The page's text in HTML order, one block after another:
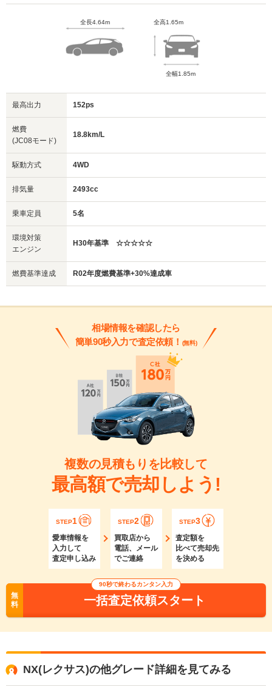
全長4.64m 全高1.65m
全幅1.85m
最高出力 152ps
燃費
(JC08モード)
18.8km/L
駆動方式 4WD
排気量 2493cc
乗車定員 5名
環境対策
エンジン
H30年基準 ☆☆☆☆☆
燃費基準達成 R02年度燃費基準+30%達成車
相場情報を確認したら
簡単90秒入力で査定依頼！ (無料)
複数の見積もりを比較して
最高額で売却しよう!
STEP1
愛車情報を
入力して
査定申し込み
STEP2
買取店から
電話、メール
でご連絡
STEP3
査定額を
比べて売却先
を決める
無
料
90秒で終わるカンタン入力
一括査定依頼スタート
NX(レクサス)の他グレード詳細を見てみる